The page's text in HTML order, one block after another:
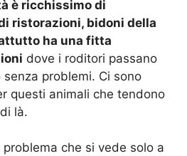
è ricchissimo di
ristorazioni, bidoni della
ha una fitta
dove i roditori passano
senza problemi. Ci sono
questi animali che tendono
là.
che si vede solo a